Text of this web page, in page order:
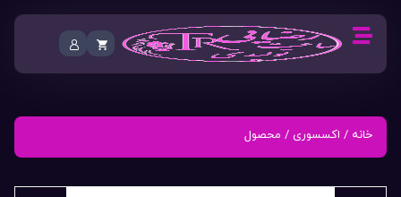
خانه / اکسسوری / محصول